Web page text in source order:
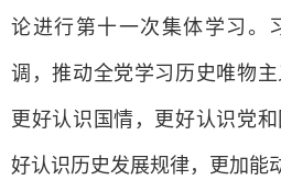
论进行第十一次集体学习。
调，推动全党学习历史唯物主
更好认识国情，更好认识党
好认识历史发展规律，更加能